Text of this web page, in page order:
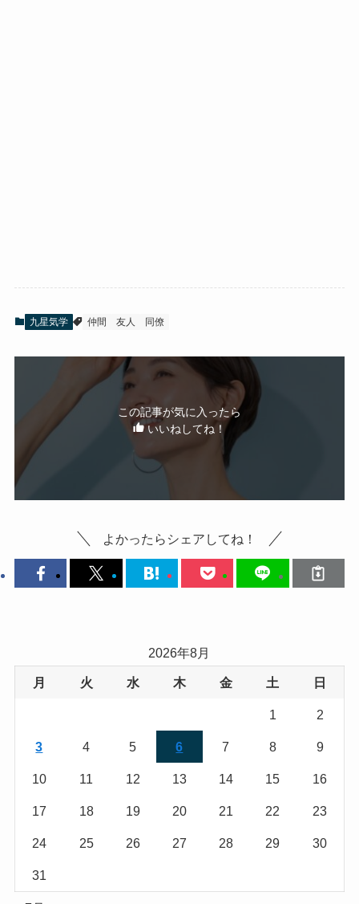
九星気学 仲間 友人 同僚
この記事が気に入ったら
いいねしてね！
よかったらシェアしてね！
2026年8月
月 火 水 木 金 土 日
1 2
3 4 5 6 7 8 9
10 11 12 13 14 15 16
17 18 19 20 21 22 23
24 25 26 27 28 29 30
31